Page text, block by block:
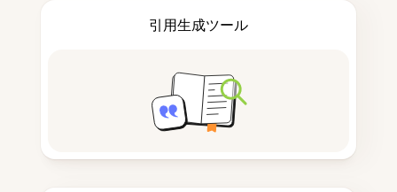
引用生成ツール